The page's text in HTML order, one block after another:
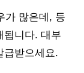
가 많은데, 등
됩니다. 대부
급받으세요.